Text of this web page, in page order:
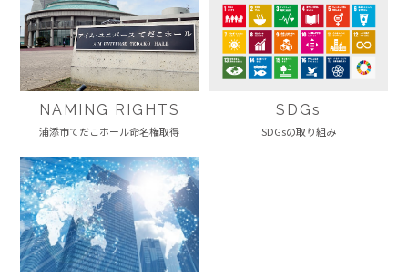
NAMING RIGHTS
浦添市てだこホール命名権取得
SDGs
SDGsの取り組み